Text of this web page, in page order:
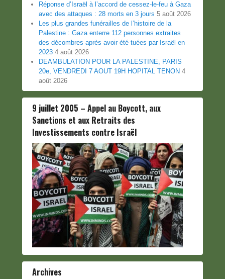
Réponse d’Israël à l’accord de cessez-le-feu à Gaza
avec des attaques : 28 morts en 3 jours 5 août 2026
Les plus grandes funérailles de l’histoire de la
Palestine : Gaza enterre 112 personnes extraites
des décombres après avoir été tuées par Israël en
2023 4 août 2026
DEAMBULATION POUR LA PALESTINE, PARIS
20e, VENDREDI 7 AOUT 19H HOPITAL TENON 4
août 2026
9 juillet 2005 – Appel au Boycott, aux
Sanctions et aux Retraits des
Investissements contre Israël
Archives